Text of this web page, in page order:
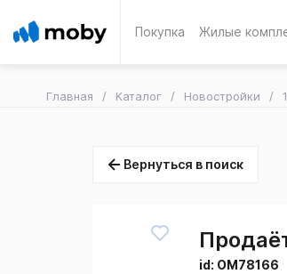
Покупка Жилые
Главная Каталог Новостройки
Вернуться в поиск
id: OM78166